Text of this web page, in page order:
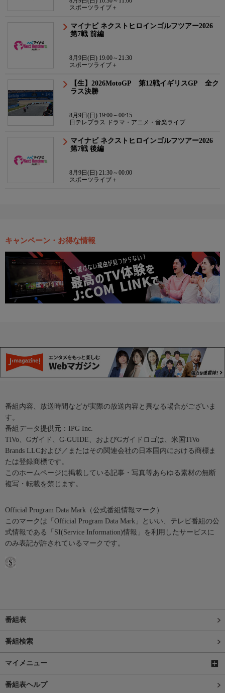
スポーツライブ＋
マイナビ ネクストヒロインゴルフツアー2026
第7戦 前編
8月9日(日) 19:00～21:30
スポーツライブ＋
【生】2026MotoGP 第12戦イギリスGP 全ク
ラス決勝
8月9日(日) 19:00～00:15
日テレプラス ドラマ・アニメ・音楽ライブ
マイナビ ネクストヒロインゴルフツアー2026
第7戦 後編
8月9日(日) 21:30～00:00
スポーツライブ＋
キャンペーン・お得な情報
番組内容、放送時間などが実際の放送内容と異なる場合がございま
す。
番組データ提供元：IPG Inc.
TiVo、Gガイド、G-GUIDE、およびGガイドロゴは、米国TiVo
Brands LLCおよび／またはその関連会社の日本国内における商標ま
たは登録商標です。
このホームページに掲載している記事・写真等あらゆる素材の無断
複写・転載を禁じます。
Official Program Data Mark（公式番組情報マーク）
このマークは「Official Program Data Mark」といい、テレビ番組の公
式情報である「SI(Service Information)情報」を利用したサービスに
のみ表記が許されているマークです。
番組表
番組検索
マイメニュー
番組表ヘルプ